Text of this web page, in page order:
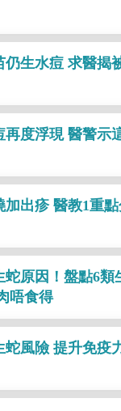
仍生水痘 求醫揭
再度浮現 醫警示
加出疹 醫教1重
蛇原因！盤點6類
唔食得
蛇風險 提升免疫